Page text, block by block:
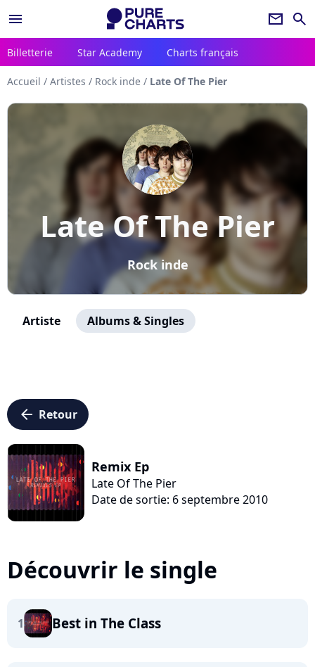
menu newsletter search
Billetterie Star Academy Charts français
Accueil / Artistes / Rock inde / Late Of The Pier
Late Of The Pier
Rock inde
Artiste Albums & Singles
arrow_left Retour
Remix Ep
Late Of The Pier
Date de sortie: 6 septembre 2010
Découvrir le single
1 Best in The Class